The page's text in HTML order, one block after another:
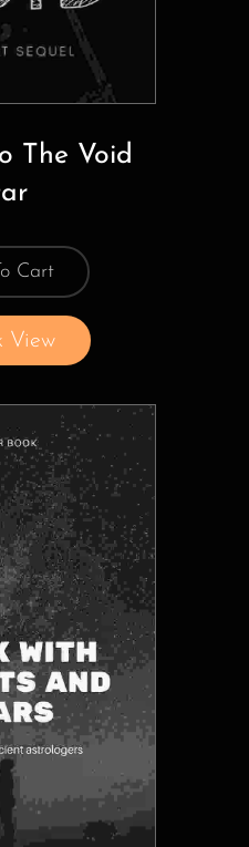
The Void
Cart
View